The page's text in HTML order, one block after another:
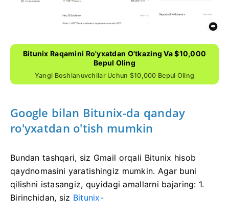
Bitunix Raqamini Ro'yxatdan O'tkazing Va $10,000
Bepul Oling
Yangi Boshlanuvchilar Uchun $10,000 Bepul Oling
Google bilan Bitunix-da qanday
ro'yxatdan o'tish mumkin
Bundan tashqari, siz Gmail orqali Bitunix hisob
qaydnomasini yaratishingiz mumkin. Agar buni
qilishni istasangiz, quyidagi amallarni bajaring: 1.
Birinchidan, siz Bitunix-